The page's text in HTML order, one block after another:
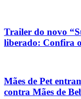
Trailer do novo
liberado: Confira
Mães de Pet
contra Mães de